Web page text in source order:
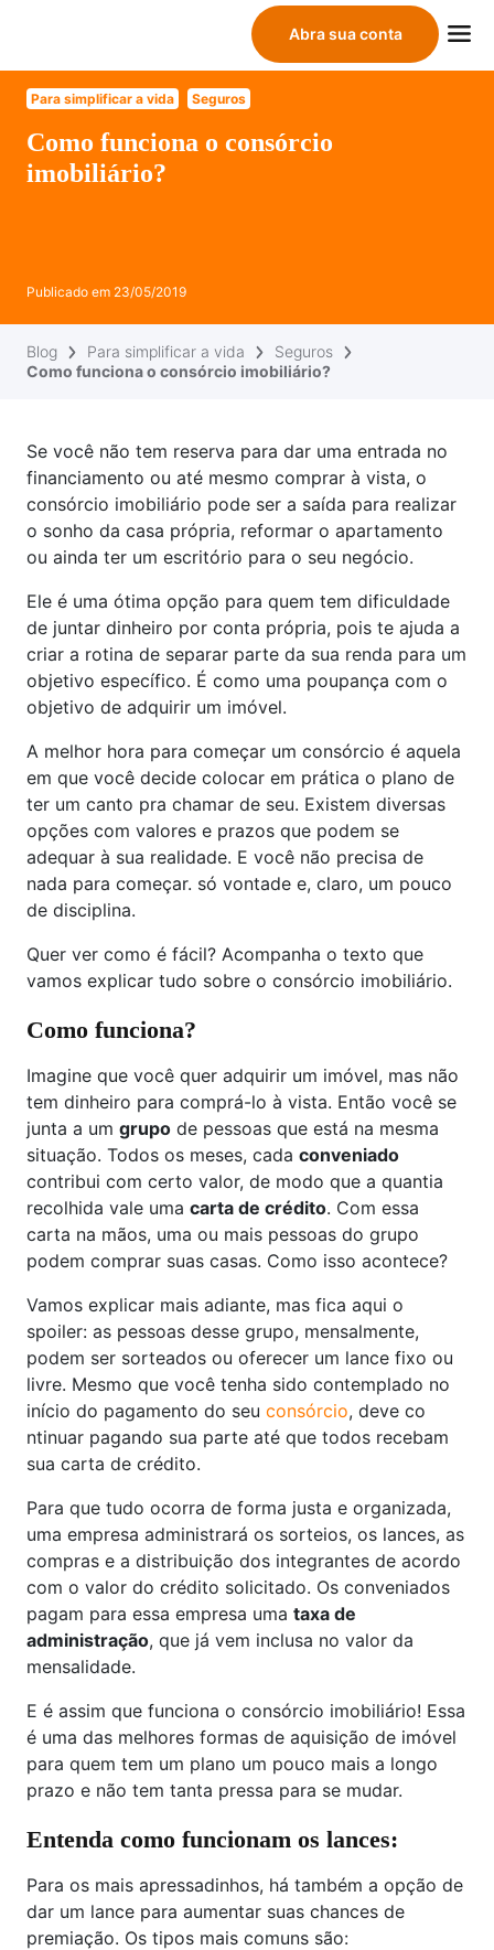
Abra sua conta
Para simplificar a vida Seguros
Como funciona o consórcio
imobiliário?
Publicado em 23/05/2019
Blog Para simplificar a vida
Seguros
Como funciona o consórcio imobiliário?
Se você não tem reserva para dar uma entrada no
financiamento ou até mesmo comprar à vista, o
consórcio imobiliário pode ser a saída para realizar
o sonho da casa própria, reformar o apartamento
ou ainda ter um escritório para o seu negócio.
Ele é uma ótima opção para quem tem dificuldade
de juntar dinheiro por conta própria, pois te ajuda a
criar a rotina de separar parte da sua renda para um
objetivo específico. É como uma poupança com o
objetivo de adquirir um imóvel.
A melhor hora para começar um consórcio é aquela
em que você decide colocar em prática o plano de
ter um canto pra chamar de seu. Existem diversas
opções com valores e prazos que podem se
adequar à sua realidade. E você não precisa de
nada para começar. só vontade e, claro, um pouco
de disciplina.
Quer ver como é fácil? Acompanha o texto que
vamos explicar tudo sobre o consórcio imobiliário.
Como funciona?
Imagine que você quer adquirir um imóvel, mas não
tem dinheiro para comprá-lo à vista. Então você se
junta a um grupo de pessoas que está na mesma
situação. Todos os meses, cada conveniado
contribui com certo valor, de modo que a quantia
recolhida vale uma carta de crédito. Com essa
carta na mãos, uma ou mais pessoas do grupo
podem comprar suas casas. Como isso acontece?
Vamos explicar mais adiante, mas fica aqui o
spoiler: as pessoas desse grupo, mensalmente,
podem ser sorteados ou oferecer um lance fixo ou
livre. Mesmo que você tenha sido contemplado no
início do pagamento do seu consórcio, deve co
ntinuar pagando sua parte até que todos recebam
sua carta de crédito.
Para que tudo ocorra de forma justa e organizada,
uma empresa administrará os sorteios, os lances, as
compras e a distribuição dos integrantes de acordo
com o valor do crédito solicitado. Os conveniados
pagam para essa empresa uma taxa de
administração, que já vem inclusa no valor da
mensalidade.
E é assim que funciona o consórcio imobiliário! Essa
é uma das melhores formas de aquisição de imóvel
para quem tem um plano um pouco mais a longo
prazo e não tem tanta pressa para se mudar.
Entenda como funcionam os lances:
Para os mais apressadinhos, há também a opção de
dar um lance para aumentar suas chances de
premiação. Os tipos mais comuns são: